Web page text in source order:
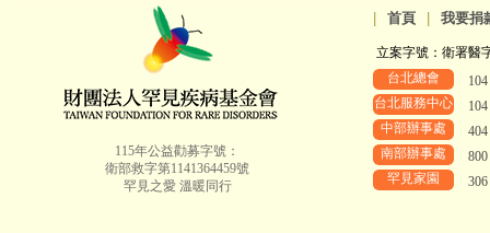
115年公益勸募字號：
衛部救字第1141364459號
罕見之愛 溫暖同行
首頁 我要捐
立案字號：衛署醫
台北總會
台北服務中心
中部辦事處
南部辦事處
罕見家園